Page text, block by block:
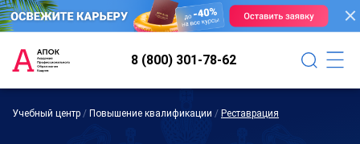
8 (800) 301-78-62
Учебный центр / Повышение квалификации / Реставрация